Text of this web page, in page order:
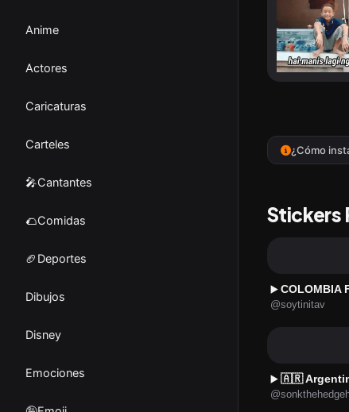
Anime
Actores
Caricaturas
Carteles
🎤Cantantes
🌮Comidas
🏈Deportes
Dibujos
Disney
Emociones
¿Cómo
Stickers
▶️ COLOMBIA
@soytinitav
▶️ 🇦🇷